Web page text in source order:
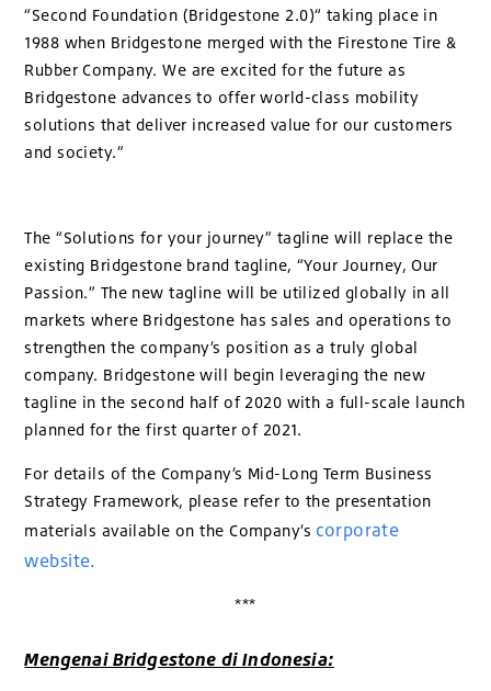
“Second Foundation (Bridgestone 2.0)“ taking place in
1988 when Bridgestone merged with the Firestone Tire &
Rubber Company. We are excited for the future as
Bridgestone advances to offer world-class mobility
solutions that deliver increased value for our customers
and society.”
The “Solutions for your journey” tagline will replace the
existing Bridgestone brand tagline, “Your Journey, Our
Passion.” The new tagline will be utilized globally in all
markets where Bridgestone has sales and operations to
strengthen the company’s position as a truly global
company. Bridgestone will begin leveraging the new
tagline in the second half of 2020 with a full-scale launch
planned for the first quarter of 2021.
For details of the Company’s Mid-Long Term Business
Strategy Framework, please refer to the presentation
materials available on the Company’s corporate
website.
***
Mengenai Bridgestone di Indonesia: